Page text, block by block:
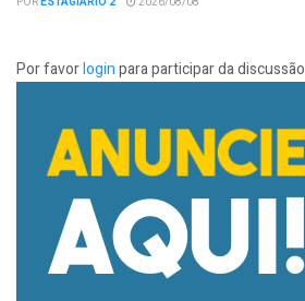
Por favorloginpara participar da discussão